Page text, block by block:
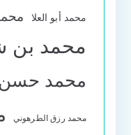
محمد أبو العلا
محمد بن
محمد حسن
محمد رزق الطرهوني